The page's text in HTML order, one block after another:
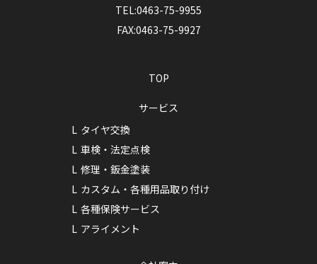
TEL:0463-75-9955
FAX:0463-75-9927
TOP
サービス
タイヤ交換
車検・法定点検
修理・鈑金塗装
カスタム・各種用品取り付け
各種保険サービス
アライメント